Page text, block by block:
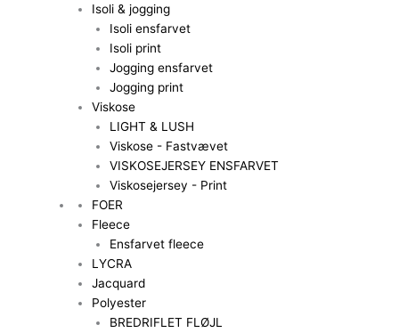
Isoli & jogging
Isoli ensfarvet
Isoli print
Jogging ensfarvet
Jogging print
Viskose
LIGHT & LUSH
Viskose - Fastvævet
VISKOSEJERSEY ENSFARVET
Viskosejersey - Print
FOER
Fleece
Ensfarvet fleece
LYCRA
Jacquard
Polyester
BREDRIFLET FLØJL